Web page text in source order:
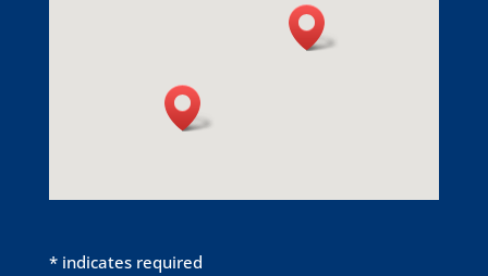
*indicates required